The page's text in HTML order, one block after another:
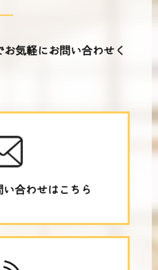
気軽にお問い合わせく
い合わせはこちら